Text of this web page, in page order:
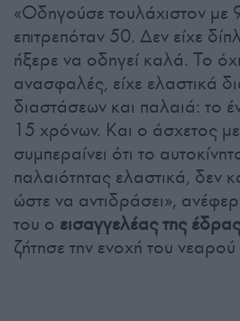
«Οδηγούσε τουλάχιστον
επιτρεπόταν 50. Δεν είχε
ήξερε να οδηγεί καλά. Το
ανασφαλές, είχε ελαστικά
διαστάσεων και παλαιά: το
15 χρόνων. Και ο άσχετος με
συμπεραίνει ότι το
παλαιότητας ελαστικά, δεν
ώστε να αντιδράσει»,
του ο εισαγγελέας της έδρας
ζήτησε την ενοχή του